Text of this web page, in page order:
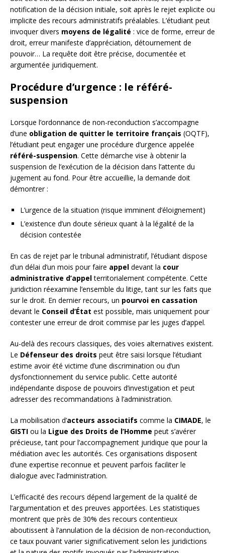
notification de la décision initiale, soit après le rejet explicite ou
implicite des recours administratifs préalables. L’étudiant peut
invoquer divers moyens de légalité : vice de forme, erreur de
droit, erreur manifeste d’appréciation, détournement de
pouvoir… La requête doit être précise, documentée et
argumentée juridiquement.
Procédure d’urgence : le référé-
suspension
Lorsque l’ordonnance de non-reconduction s’accompagne
d’une obligation de quitter le territoire français (OQTF),
l’étudiant peut engager une procédure d’urgence appelée
référé-suspension. Cette démarche vise à obtenir la
suspension de l’exécution de la décision dans l’attente du
jugement au fond. Pour être accueillie, la demande doit
démontrer :
L’urgence de la situation (risque imminent d’éloignement)
L’existence d’un doute sérieux quant à la légalité de la
décision contestée
En cas de rejet par le tribunal administratif, l’étudiant dispose
d’un délai d’un mois pour faire appel devant la cour
administrative d’appelterritorialement compétente. Cette
juridiction réexamine l’ensemble du litige, tant sur les faits que
sur le droit. En dernier recours, un pourvoi en cassation
devant le Conseil d’État est possible, mais uniquement pour
contester une erreur de droit commise par les juges d’appel.
Au-delà des recours classiques, des voies alternatives existent.
Le Défenseur des droits peut être saisi lorsque l’étudiant
estime avoir été victime d’une discrimination ou d’un
dysfonctionnement du service public. Cette autorité
indépendante dispose de pouvoirs d’investigation et peut
adresser des recommandations à l’administration.
La mobilisation d’acteurs associatifs comme la CIMADE, le
GISTI ou la Ligue des Droits de l’Homme peut s’avérer
précieuse, tant pour l’accompagnement juridique que pour la
médiation avec les autorités. Ces organisations disposent
d’une expertise reconnue et peuvent parfois faciliter le
dialogue avec l’administration.
L’efficacité des recours dépend largement de la qualité de
l’argumentation et des preuves apportées. Les statistiques
montrent que près de 30% des recours contentieux
aboutissent à l’annulation de la décision de non-reconduction,
ce taux pouvant varier significativement selon les juridictions